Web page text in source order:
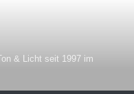
& Licht seit 1997 im